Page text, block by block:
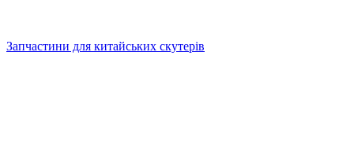
Запчастини для китайських скутерів